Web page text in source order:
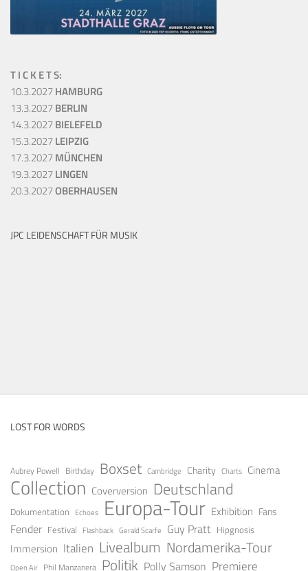
T I C K E T S:
10.3.2027HAMBURG
13.3.2027BERLIN
14.3.2027BIELEFELD
15.3.2027LEIPZIG
17.3.2027MÜNCHEN
19.3.2027LINGEN
20.3.2027OBERHAUSEN
JPC LEIDENSCHAFT FÜR MUSIK
LOST FOR WORDS
Aubrey Powell Birthday Boxset Cambridge Charity Charts Cinema
Collection Coverversion Deutschland
Dokumentation Echoes Europa-Tour Exhibition Fans
Fender Festival Flashback Gerald Scarfe Guy Pratt Hipgnosis
Immersion Italien Livealbum Nordamerika-Tour
Open Air Phil Manzanera Politik Polly Samson Premiere